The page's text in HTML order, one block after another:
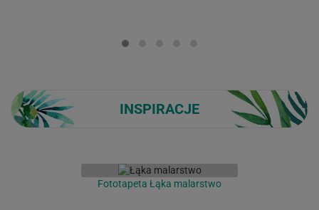
INSPIRACJE
Fototapeta Łąka malarstwo